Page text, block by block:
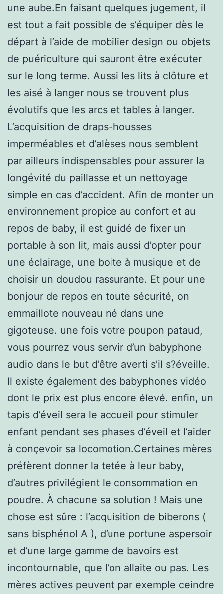
une aube.En faisant quelques jugement, il
est tout a fait possible de s’équiper dès le
départ à l’aide de mobilier design ou objets
de puériculture qui sauront être exécuter
sur le long terme. Aussi les lits à clôture et
les aisé à langer nous se trouvent plus
évolutifs que les arcs et tables à langer.
L’acquisition de draps-housses
imperméables et d’alèses nous semblent
par ailleurs indispensables pour assurer la
longévité du paillasse et un nettoyage
simple en cas d’accident. Afin de monter un
environnement propice au confort et au
repos de baby, il est guidé de fixer un
portable à son lit, mais aussi d’opter pour
une éclairage, une boite à musique et de
choisir un doudou rassurante. Et pour une
bonjour de repos en toute sécurité, on
emmaillote nouveau né dans une
gigoteuse. une fois votre poupon pataud,
vous pourrez vous servir d’un babyphone
audio dans le but d’être averti s’il s?éveille.
Il existe également des babyphones vidéo
dont le prix est plus encore élevé. enfin, un
tapis d’éveil sera le accueil pour stimuler
enfant pendant ses phases d’éveil et l’aider
à conçevoir sa locomotion.Certaines mères
préfèrent donner la tetée à leur baby,
d’autres privilégient le consommation en
poudre. À chacune sa solution ! Mais une
chose est sûre : l’acquisition de biberons (
sans bisphénol A ), d’une portune aspersoir
et d’une large gamme de bavoirs est
incontournable, que l’on allaite ou pas. Les
mères actives peuvent par exemple ceindre